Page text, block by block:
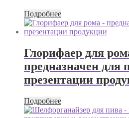
Подробнее
Глорифаер для
предназначен для
презентации
Подробнее